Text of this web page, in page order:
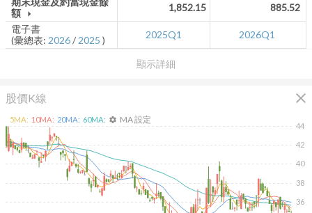
顯示詳細
額 arrow_drop_down
1,852.15
885.52
電子書
(彙總表: 2026/ 2025 ) 2025Q1 2026Q1
股價K線 close
36
38
40
42
44
5MA: 10MA: 20MA: 60MA: settings MA 設定